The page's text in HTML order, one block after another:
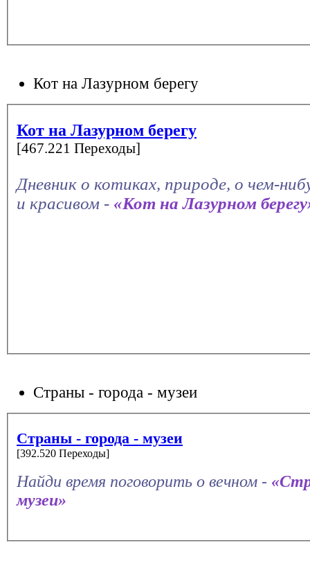
Кот на Лазурном берегу
Кот на Лазурном берегу
[467.221 Переходы]
Дневник о котиках, природе, о чем-
и красивом - «Кот на Лазурном
Страны - города - музеи
Страны - города - музеи
[392.520 Переходы]
Найди время поговорить о вечном -
музеи»